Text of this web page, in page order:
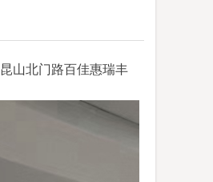
昆山北门路百佳惠瑞丰